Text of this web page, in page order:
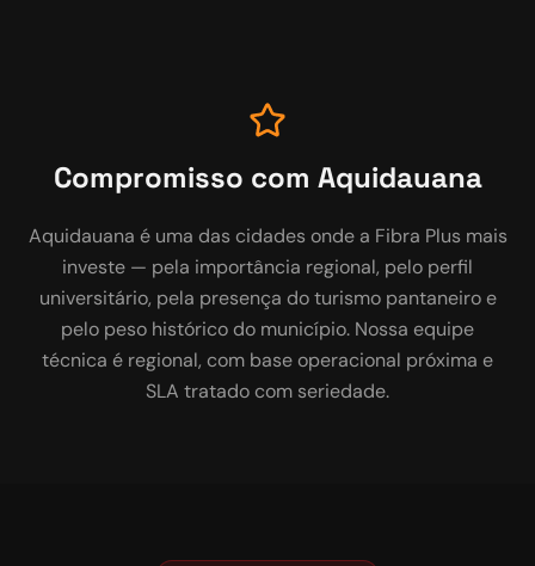
Compromisso com Aquidauana
Aquidauana é uma das cidades onde a Fibra Plus mais
investe — pela importância regional, pelo perfil
universitário, pela presença do turismo pantaneiro e
pelo peso histórico do município. Nossa equipe
técnica é regional, com base operacional próxima e
SLA tratado com seriedade.